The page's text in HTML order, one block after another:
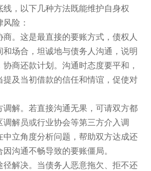
线，以下几种方法既能维护自身权
险：
商。这是最直接的要账方式，债权人
和场合，坦诚地与债务人沟通，说明
商还款计划。沟通时态度要平和，
提及当初借款的信任和情谊，促使对
调解。若直接沟通无果，可请双方都
调解员或行业协会等第三方介入调
中立角度分析问题，帮助双方达成还
沟通不畅导致的要账僵局。
径解决。当债务人恶意拖欠、拒不还